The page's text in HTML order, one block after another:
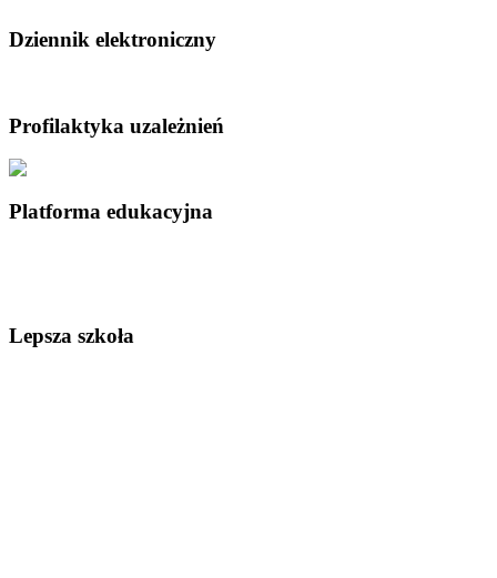
Dziennik elektroniczny
Profilaktyka uzależnień
Platforma edukacyjna
Lepsza szkoła